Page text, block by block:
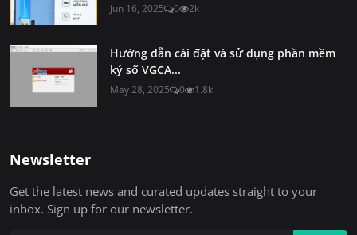
Jun 16, 2025 0 2k
Hướng dẫn cài đặt và sử dụng phần mềm
ký số VGCA...
May 28, 2025 0 1.8k
Newsletter
Get the latest news and curated updates straight to your
inbox. Sign up for our newsletter.